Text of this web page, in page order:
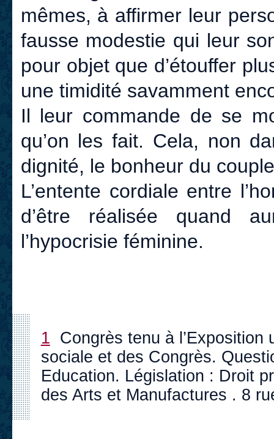
mêmes, à affirmer leur
fausse modestie qui leur
pour objet que d’étouffer
une timidité savamment
Il leur commande de se
qu’on les fait. Cela, non
dignité, le bonheur du
L’entente cordiale entre
d’être réalisée quand
l’hypocrisie féminine.
1 Congrès tenu à l’Exposition
sociale et des Congrès.
Education. Législation : Droit
des Arts et Manufactures . 8